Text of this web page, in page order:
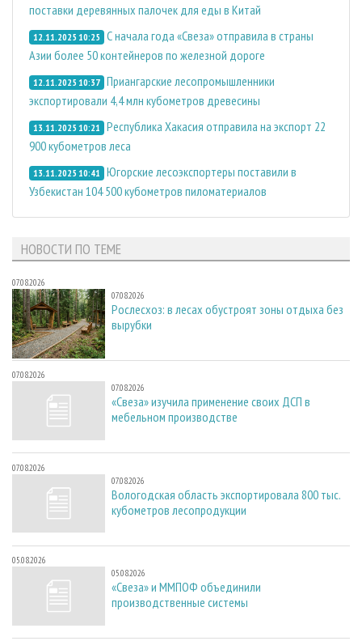
поставки деревянных палочек для еды в Китай
12.11.2025 10:25 С начала года «Свеза» отправила в страны
Азии более 50 контейнеров по железной дороге
12.11.2025 10:37 Приангарские лесопромышленники
экспортировали 4,4 млн кубометров древесины
13.11.2025 10:21 Республика Хакасия отправила на экспорт 22
900 кубометров леса
13.11.2025 10:41 Югорские лесоэкспортеры поставили в
Узбекистан 104 500 кубометров пиломатериалов
НОВОСТИ ПО ТЕМЕ
07.08.2026
07.08.2026
Рослесхоз: в лесах обустроят зоны отдыха без
вырубки
07.08.2026
07.08.2026
«Свеза» изучила применение своих ДСП в
мебельном производстве
07.08.2026
07.08.2026
Вологодская область экспортировала 800 тыс.
кубометров лесопродукции
05.08.2026
05.08.2026
«Свеза» и ММПОФ объединили
производственные системы